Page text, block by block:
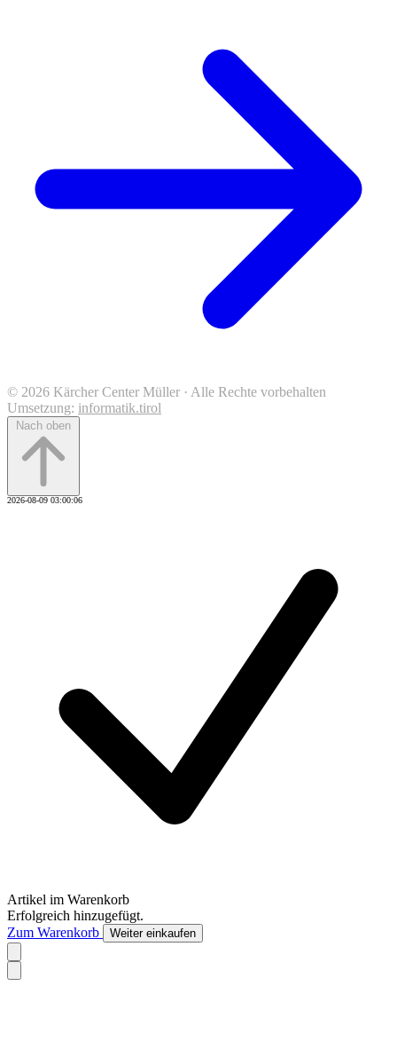
© 2026 Kärcher Center Müller · Alle Rechte vorbehalten
Umsetzung: informatik.tirol
Nach oben
2026-08-09 03:00:06
Artikel im Warenkorb
Erfolgreich hinzugefügt.
Zum Warenkorb
Weiter einkaufen